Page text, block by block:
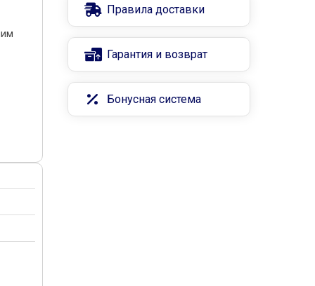
Правила доставки
Гарантия и возврат
Бонусная система